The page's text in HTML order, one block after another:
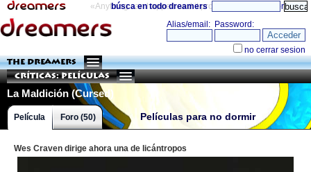
«Anything can happen and it probably will» directorio
búsca en todo dreamers
THE DREAMERS
Críticas: Películas
La Maldición (Cursed)
Películas para no dormir
Película Foro (50)
Wes Craven dirige ahora una de licántropos